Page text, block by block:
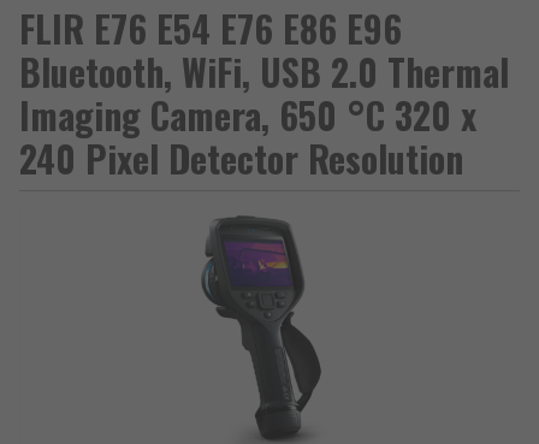
FLIR E76 E54 E76 E86 E96
Bluetooth, WiFi, USB 2.0 Thermal
Imaging Camera, 650 °C 320 x
240 Pixel Detector Resolution